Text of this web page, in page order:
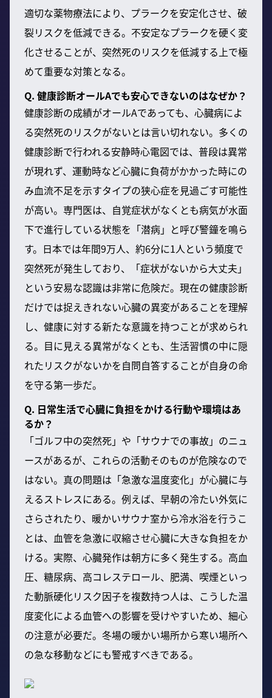
適切な薬物療法により、プラークを安定化させ、破
裂リスクを低減できる。不安定なプラークを硬く変
化させることが、突然死のリスクを低減する上で極
めて重要な対策となる。
Q. 健康診断オールAでも安心できないのはなぜか？
健康診断の成績がオールAであっても、心臓病によ
る突然死のリスクがないとは言い切れない。多くの
健康診断で行われる安静時心電図では、普段は異常
が現れず、運動時など心臓に負荷がかかった時にの
み血流不足を示すタイプの狭心症を見過ごす可能性
が高い。専門医は、自覚症状がなくとも病気が水面
下で進行している状態を「潜病」と呼び警鐘を鳴ら
す。日本では年間9万人、約6分に1人という頻度で
突然死が発生しており、「症状がないから大丈夫」
という安易な認識は非常に危険だ。現在の健康診断
だけでは捉えきれない心臓の異変があることを理解
し、健康に対する新たな意識を持つことが求められ
る。目に見える異常がなくとも、生活習慣の中に隠
れたリスクがないかを自問自答することが自身の命
を守る第一歩だ。
Q. 日常生活で心臓に負担をかける行動や環境はあ
るか？
「ゴルフ中の突然死」や「サウナでの事故」のニュ
ースがあるが、これらの活動そのものが危険なので
はない。真の問題は「急激な温度変化」が心臓に与
えるストレスにある。例えば、早朝の冷たい外気に
さらされたり、暖かいサウナ室から冷水浴を行うこ
とは、血管を急激に収縮させ心臓に大きな負担をか
ける。実際、心臓発作は朝方に多く発生する。高血
圧、糖尿病、高コレステロール、肥満、喫煙といっ
た動脈硬化リスク因子を複数持つ人は、こうした温
度変化による血管への影響を受けやすいため、細心
の注意が必要だ。冬場の暖かい場所から寒い場所へ
の急な移動などにも警戒すべきである。